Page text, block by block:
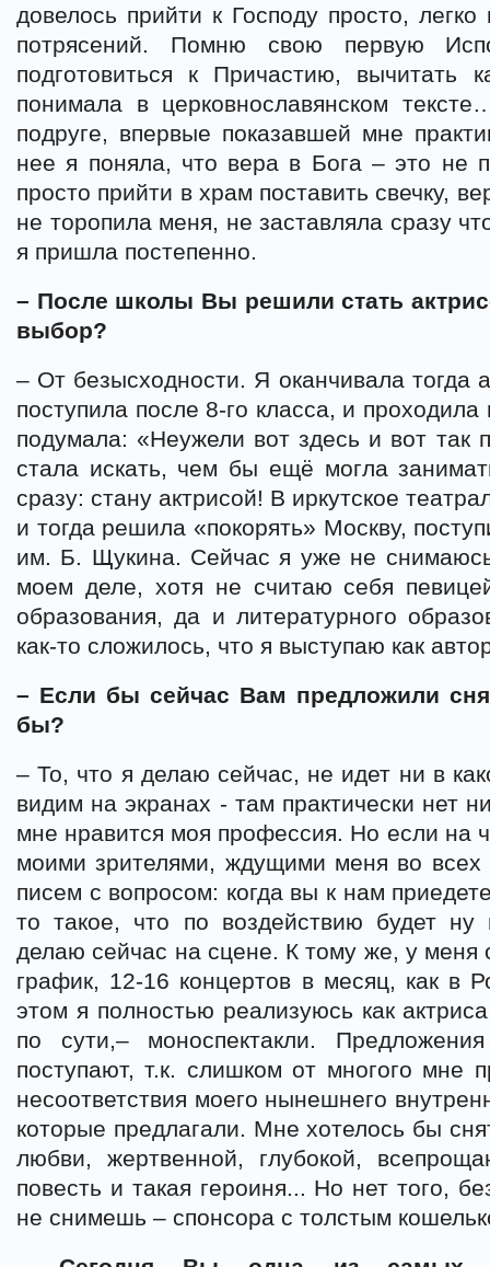
довелось прийти к Господу просто,
потрясений. Помню свою первую
подготовиться к Причастию, вычитать
понимала в церковнославянском
подруге, впервые показавшей мне
нее я поняла, что вера в Бога – это не
просто прийти в храм поставить свечку,
не торопила меня, не заставляла сразу
я пришла постепенно.
– После школы Вы решили стать
выбор?
– От безысходности. Я оканчивала тогда
поступила после 8-го класса, и
подумала: «Неужели вот здесь и вот так
стала искать, чем бы ещё могла
сразу: стану актрисой! В иркутское
и тогда решила «покорять» Москву,
им. Б. Щукина. Сейчас я уже не
моем деле, хотя не считаю себя
образования, да и литературного
как-то сложилось, что я выступаю как
– Если бы сейчас Вам предложили
бы?
– То, что я делаю сейчас, не идет ни в
видим на экранах - там практически нет
мне нравится моя профессия. Но если на
моими зрителями, ждущими меня во всех
писем с вопросом: когда вы к нам
то такое, что по воздействию будет ну
делаю сейчас на сцене. К тому же, у меня
график, 12-16 концертов в месяц, как в
этом я полностью реализуюсь как
по сути,– моноспектакли.
поступают, т.к. слишком от многого мне
несоответствия моего нынешнего
которые предлагали. Мне хотелось бы
любви, жертвенной, глубокой,
повесть и такая героиня... Но нет того,
не снимешь – спонсора с толстым